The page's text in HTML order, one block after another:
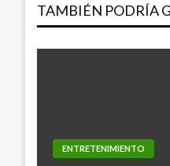
TAMBIÉN PODRÍA
ENTRETENIMIENTO